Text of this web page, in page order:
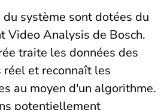
système sont dotées du
Video Analysis de Bosch.
traite les données des
et reconnaît les
au moyen d'un algorithme.
potentiellement